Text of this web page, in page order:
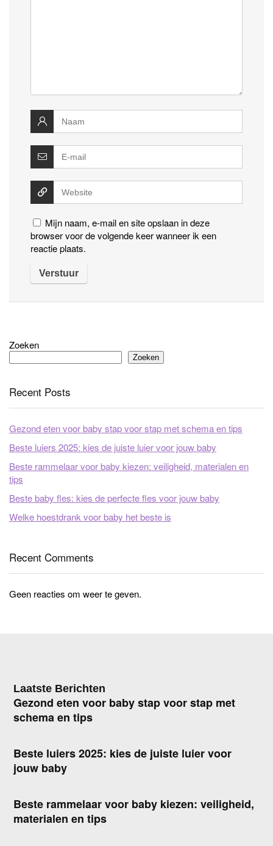
Mijn naam, e-mail en site opslaan in deze
browser voor de volgende keer wanneer ik een
reactie plaats.
Zoeken
Zoeken
Recent Posts
Gezond eten voor baby stap voor stap met schema en tips
Beste luiers 2025: kies de juiste luier voor jouw baby
Beste rammelaar voor baby kiezen: veiligheid, materialen en
tips
Beste baby fles: kies de perfecte fles voor jouw baby
Welke hoestdrank voor baby het beste is
Recent Comments
Geen reacties om weer te geven.
Laatste Berichten
Gezond eten voor baby stap voor stap met
schema en tips
Beste luiers 2025: kies de juiste luier voor
jouw baby
Beste rammelaar voor baby kiezen: veiligheid,
materialen en tips